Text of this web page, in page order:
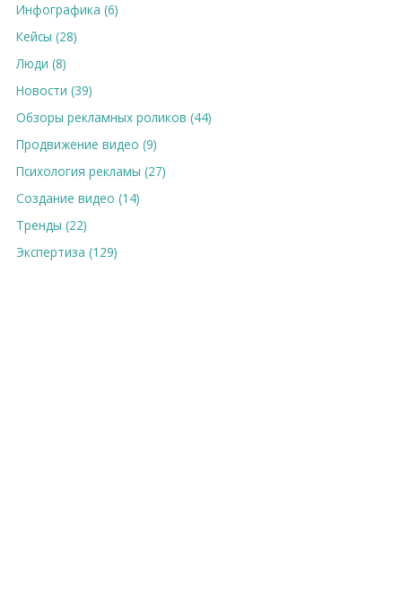
Инфографика (6)
Кейсы (28)
Люди (8)
Новости (39)
Обзоры рекламных роликов (44)
Продвижение видео (9)
Психология рекламы (27)
Создание видео (14)
Тренды (22)
Экспертиза (129)